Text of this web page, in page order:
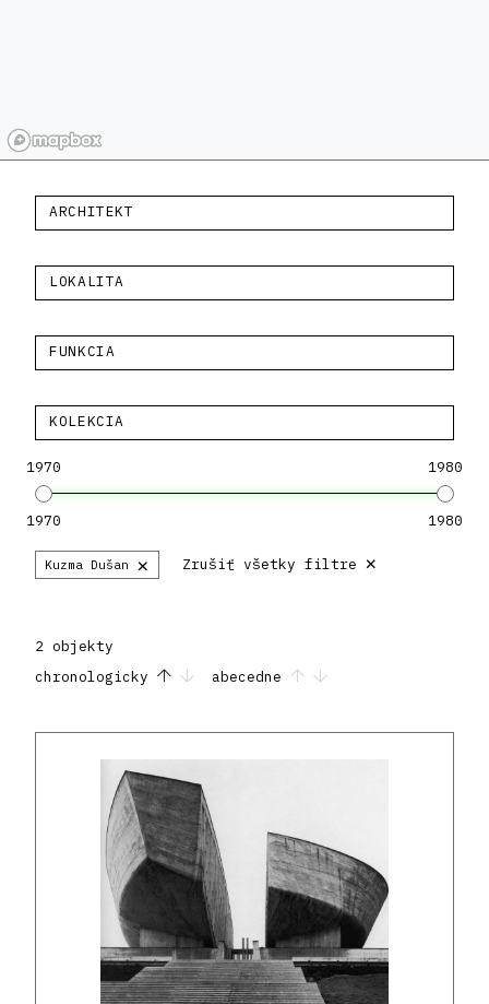
ARCHITEKT
LOKALITA
FUNKCIA
KOLEKCIA
1970 1980
1970 1980
Kuzma Dušan × Zrušiť všetky filtre ×
2 objekty
chronologicky
abecedne